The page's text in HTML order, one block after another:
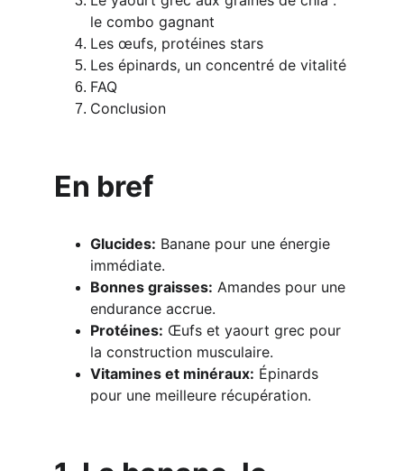
le combo gagnant
Les œufs, protéines stars
Les épinards, un concentré de vitalité
FAQ
Conclusion
En bref
Glucides: Banane pour une énergie
immédiate.
Bonnes graisses: Amandes pour une
endurance accrue.
Protéines: Œufs et yaourt grec pour
la construction musculaire.
Vitamines et minéraux: Épinards
pour une meilleure récupération.